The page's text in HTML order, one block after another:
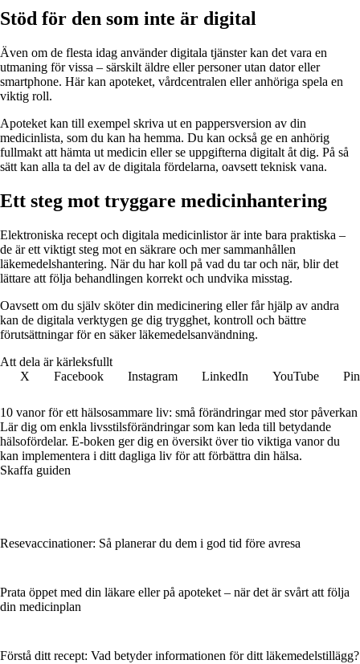
Stöd för den som inte är digital
Även om de flesta idag använder digitala tjänster kan det vara en
utmaning för vissa – särskilt äldre eller personer utan dator eller
smartphone. Här kan apoteket, vårdcentralen eller anhöriga spela en
viktig roll.
Apoteket kan till exempel skriva ut en pappersversion av din
medicinlista, som du kan ha hemma. Du kan också ge en anhörig
fullmakt att hämta ut medicin eller se uppgifterna digitalt åt dig. På så
sätt kan alla ta del av de digitala fördelarna, oavsett teknisk vana.
Ett steg mot tryggare medicinhantering
Elektroniska recept och digitala medicinlistor är inte bara praktiska –
de är ett viktigt steg mot en säkrare och mer sammanhållen
läkemedelshantering. När du har koll på vad du tar och när, blir det
lättare att följa behandlingen korrekt och undvika misstag.
Oavsett om du själv sköter din medicinering eller får hjälp av andra
kan de digitala verktygen ge dig trygghet, kontroll och bättre
förutsättningar för en säker läkemedelsanvändning.
Att dela är kärleksfullt
X
Facebook Instagram LinkedIn YouTube
10 vanor för ett hälsosammare liv: små förändringar med stor påverkan
Lär dig om enkla livsstilsförändringar som kan leda till betydande
hälsofördelar. E-boken ger dig en översikt över tio viktiga vanor du
kan implementera i ditt dagliga liv för att förbättra din hälsa.
Skaffa guiden
Resevaccinationer: Så planerar du dem i god tid före avresa
Prata öppet med din läkare eller på apoteket – när det är svårt att följa
din medicinplan
Förstå ditt recept: Vad betyder informationen för ditt läkemedelstillägg?